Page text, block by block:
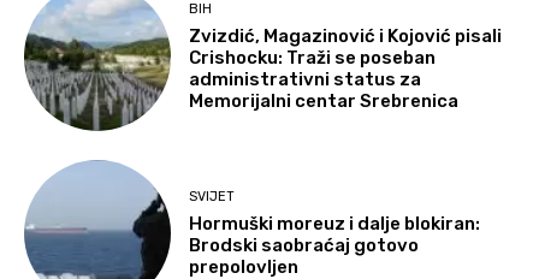
BIH
Zvizdić, Magazinović i Kojović pisali
Crishocku: Traži se poseban
administrativni status za
Memorijalni centar Srebrenica
SVIJET
Hormuški moreuz i dalje blokiran:
Brodski saobraćaj gotovo
prepolovljen